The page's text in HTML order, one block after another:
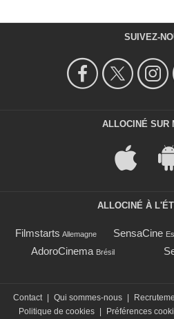
SUIVEZ-
ALLOCINÉ SUR
ALLOCINÉ À
Filmstarts Allemagne SensaCine
AdoroCinema Brésil
Contact | Qui sommes-nous |
Politique de cookies | Préférences